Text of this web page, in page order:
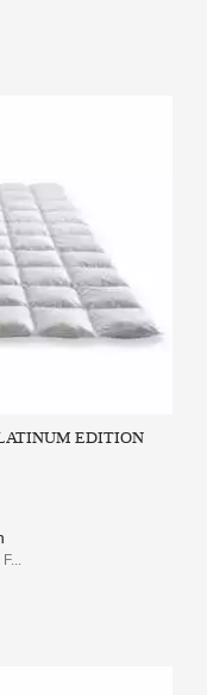
EDITION